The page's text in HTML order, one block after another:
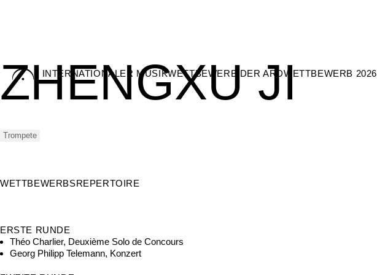
Skip
content
INTERNATIONALER MUSIKWETTBEWERB DER ARDWETTBEWERB 2026
ZHENGXU JI
Trompete
WETTBEWERBSREPERTOIRE
ERSTE RUNDE
Théo Charlier, Deuxième Solo de Concours
Georg Philipp Telemann, Konzert